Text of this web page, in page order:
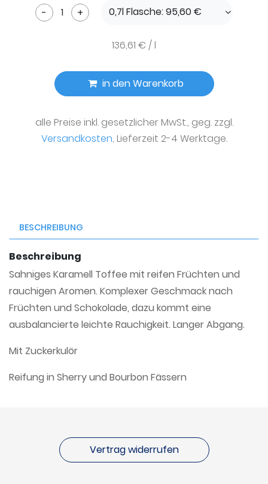
- + 0,7l Flasche: 95,60 €
136,61 € / l
in den Warenkorb
alle Preise inkl. gesetzlicher MwSt., geg. zzgl.
Versandkosten, Lieferzeit 2-4 Werktage.
BESCHREIBUNG
Beschreibung
Sahniges Karamell Toffee mit reifen Früchten und
rauchigen Aromen. Komplexer Geschmack nach
Früchten und Schokolade, dazu kommt eine
ausbalancierte leichte Rauchigkeit. Langer Abgang.
Mit Zuckerkulör
Reifung in Sherry und Bourbon Fässern
Vertrag widerrufen